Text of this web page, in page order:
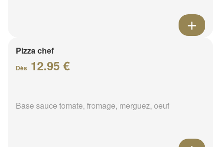
Pizza chef
Dès 12.95 €
Base sauce tomate, fromage, merguez, oeuf